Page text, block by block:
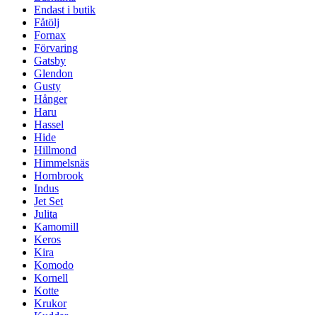
Endast i butik
Fåtölj
Fornax
Förvaring
Gatsby
Glendon
Gusty
Hånger
Haru
Hassel
Hide
Hillmond
Himmelsnäs
Hornbrook
Indus
Jet Set
Julita
Kamomill
Keros
Kira
Komodo
Kornell
Kotte
Krukor